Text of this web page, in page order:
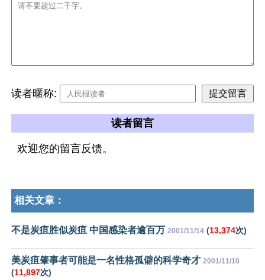
读者暱称:
读者留言
欢迎您的留言反馈。
相关文章：
不是炭疽胜似炭疽 中国感染者逾百万 2001/11/14 (13,374次)
美炭疽肇事者可能是一名性格孤僻的科学奇才 2001/11/10
(11,897次)